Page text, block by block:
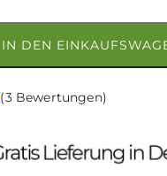
IN DEN
(3 Bewertungen)